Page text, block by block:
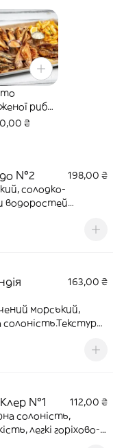
риби
₴
№2
198,00 ₴
солодко-
водоростей
163,00 ₴
морський,
№1
112,00 ₴
солоність,
легкі горіхово-